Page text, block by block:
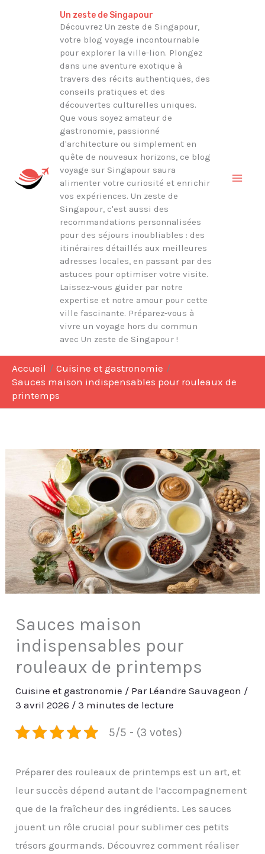
Un zeste de Singapour
Découvrez Un zeste de Singapour,
votre blog voyage incontournable
pour explorer la ville-lion. Plongez
dans une aventure exotique à
travers des récits authentiques, des
conseils pratiques et des
découvertes culturelles uniques.
Que vous soyez amateur de
gastronomie, passionné
d'architecture ou simplement en
quête de nouveaux horizons, ce blog
voyage sur Singapour saura
alimenter votre curiosité et enrichir
vos expériences. Un zeste de
Singapour, c'est aussi des
recommandations personnalisées
pour des séjours inoubliables : des
itinéraires détaillés aux meilleures
adresses locales, en passant par des
astuces pour optimiser votre visite.
Laissez-vous guider par notre
expertise et notre amour pour cette
ville fascinante. Préparez-vous à
vivre un voyage hors du commun
avec Un zeste de Singapour !
Accueil
Cuisine et gastronomie
Sauces maison indispensables pour rouleaux de
printemps
Sauces maison
indispensables pour
rouleaux de printemps
Cuisine et gastronomie / Par Léandre Sauvageon /
3 avril 2026 /3 minutes de lecture
5/5 - (3 votes)
Préparer des rouleaux de printemps est un art, et
leur succès dépend autant de l’accompagnement
que de la fraîcheur des ingrédients. Les sauces
jouent un rôle crucial pour sublimer ces petits
trésors gourmands. Découvrez comment réaliser
Rechercher